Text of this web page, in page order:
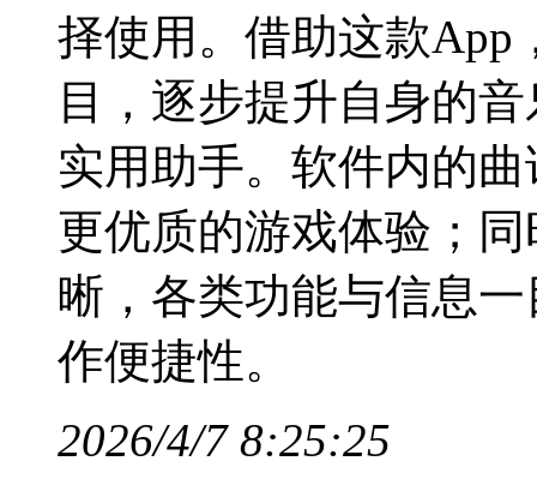
择使用。借助这款App
目，逐步提升自身的
实用助手。软件内的
更优质的游戏体验；
晰，各类功能与信息
作便捷性。
2026/4/7 8:25:25